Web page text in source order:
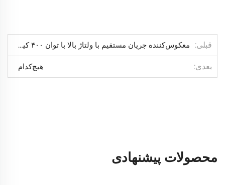
قبلی معکوس‌کننده جریان مستقیم با ولتاژ بالا با توان ۴۰۰ کیلووات، عملیات چاه‌کوبی را با صرفه‌جویی ۴۴ درصدی در سوخت تأمین می‌کند
بعدی هیچ‌کدام
محصولات پیشنهادی